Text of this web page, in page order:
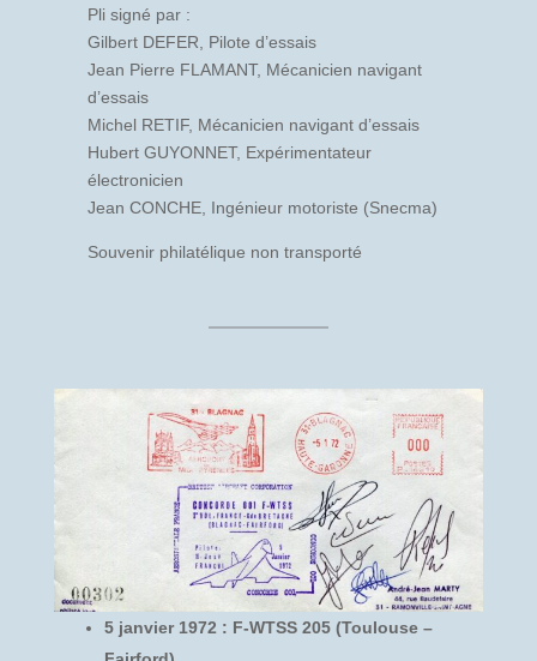
Pli signé par :
Gilbert DEFER, Pilote d’essais
Jean Pierre FLAMANT, Mécanicien navigant
d’essais
Michel RETIF, Mécanicien navigant d’essais
Hubert GUYONNET, Expérimentateur
électronicien
Jean CONCHE, Ingénieur motoriste (Snecma)
Souvenir philatélique non transporté
5 janvier 1972 : F-WTSS 205 (Toulouse –